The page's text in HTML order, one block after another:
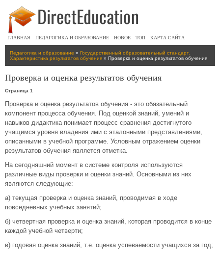
ГЛАВНАЯ ПЕДАГОГИКА И ОБРАЗОВАНИЕ НОВОЕ ТОП КАРТА САЙТА
Педагогика и образование » Государственный образовательный стандарт.
Характеристика результатов обучения » Проверка и оценка результатов обучения
Проверка и оценка результатов обучения
Страница 1
Проверка и оценка результатов обучения - это обязательный
компонент процесса обучения. Под оценкой знаний, умений и
навыков дидактика понимает процесс сравнения достигнутого
учащимся уровня владения ими с эталонными представлениями,
описанными в учебной программе. Условным отражением оценки
результатов обучения является отметка.
На сегодняшний момент в системе контроля используются
различные виды проверки и оценки знаний. Основными из них
являются следующие:
а) текущая проверка и оценка знаний, проводимая в ходе
повседневных учебных занятий;
б) четвертная проверка и оценка знаний, которая проводится в конце
каждой учебной четверти;
в) годовая оценка знаний, т.е. оценка успеваемости учащихся за год;